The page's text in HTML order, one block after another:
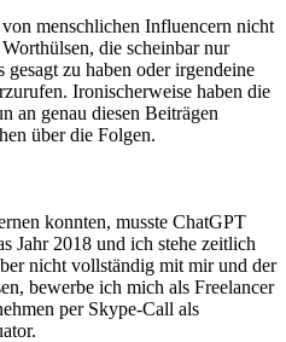
menschlichen Influencern nicht
die scheinbar nur
zu haben oder irgendeine
Ironischerweise haben die
an genau diesen Beiträgen
über die Folgen.
konnten, musste ChatGPT
Jahr 2018 und ich stehe zeitlich
nicht vollständig mit mir und der
bewerbe ich mich als Freelancer
per Skype-Call als